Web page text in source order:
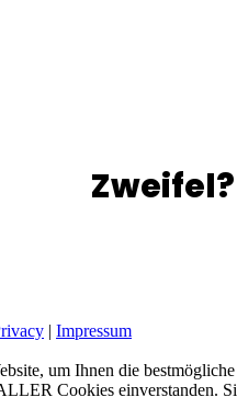
| Impressum
um Ihnen die
Cookies einverstanden.